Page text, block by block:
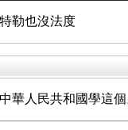
勒也沒法度
華人民共和國學這個